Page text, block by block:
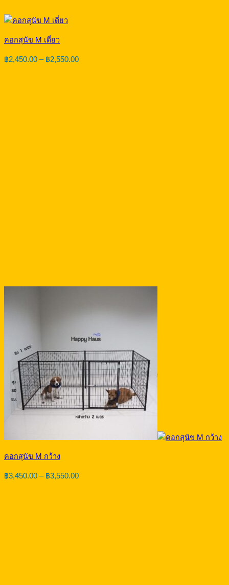
คอกสุนัข M เดี่ยว
฿2,450.00 – ฿2,550.00Price
คอกสุนัข M กว้าง
฿3,450.00 – ฿3,550.00Price